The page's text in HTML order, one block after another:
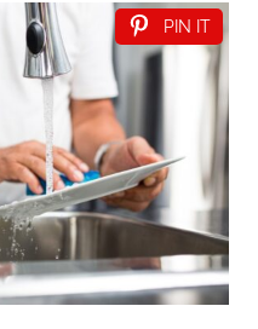
PIN IT